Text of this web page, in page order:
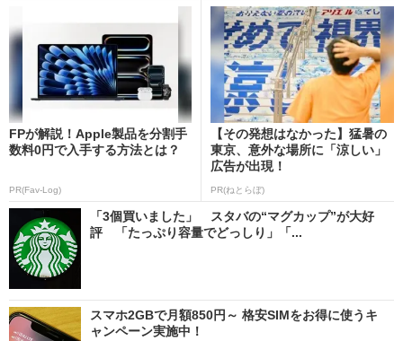
FPが解説！Apple製品を分割手
数料0円で入手する方法とは？
PR(Fav-Log)
【その発想はなかった】猛暑の
東京、意外な場所に「涼しい」
広告が出現！
PR(ねとらぼ)
「3個買いました」 スタバの“マグカップ”が大好
評 「たっぷり容量でどっしり」「...
スマホ2GBで月額850円～ 格安SIMをお得に使うキ
ャンペーン実施中！